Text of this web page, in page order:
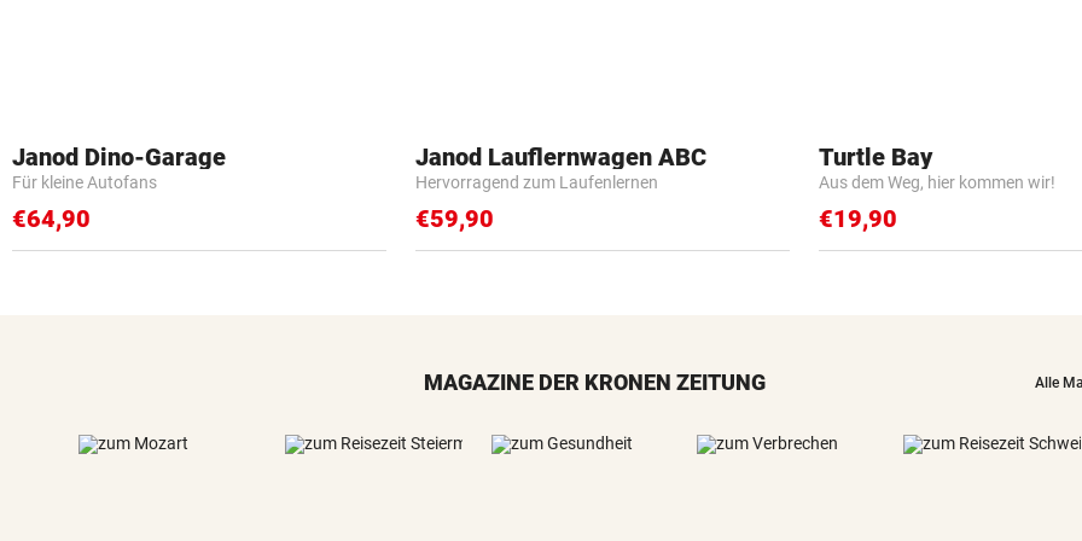
Janod Dino-Garage
Für kleine Autofans
€64,90
Janod Lauflernwagen ABC
Hervorragend zum Laufenlernen
€59,90
Turtle Bay
Aus dem Weg, hier kommen wir!
€19,90
MAGAZINE DER KRONEN ZEITUNG Alle